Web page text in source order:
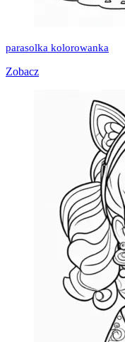
parasolka kolorowanka
Zobacz